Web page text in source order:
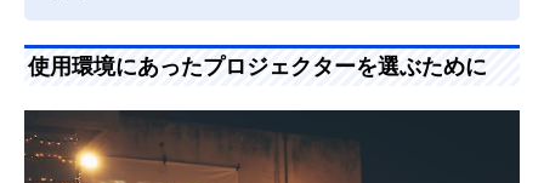
使用環境にあったプロジェクターを選ぶために